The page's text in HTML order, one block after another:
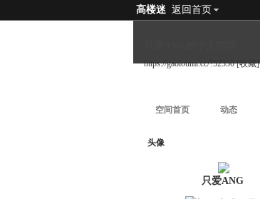
高楼迷 返回首页
https://gaoloumi.cc/?52350 [收藏]
空间首页 动态
头像
只爱ANG